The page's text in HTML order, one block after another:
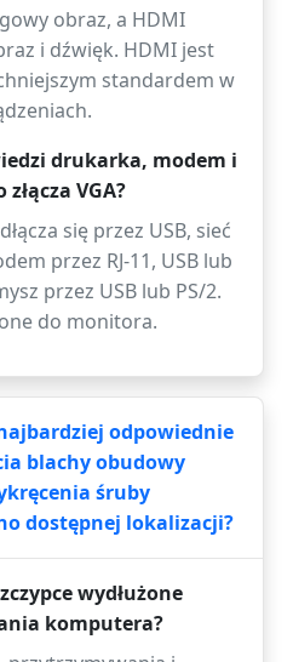
obraz, a HDMI
i dźwięk. HDMI jest
standardem w
drukarka, modem i
VGA?
się przez USB, sieć
przez RJ-11, USB lub
przez USB lub PS/2.
do monitora.
odpowiednie
blachy obudowy
śruby
dostępnej lokalizacji?
wydłużone
komputera?